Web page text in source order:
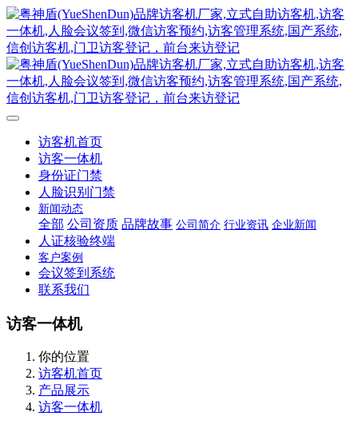
访客机首页
访客一体机
身份证门禁
人脸识别门禁
新闻动态
全部 公司资质 品牌故事 公司简介 行业资讯 企业新闻
人证核验终端
客户案例
会议签到系统
联系我们
访客一体机
你的位置
访客机首页
产品展示
访客一体机